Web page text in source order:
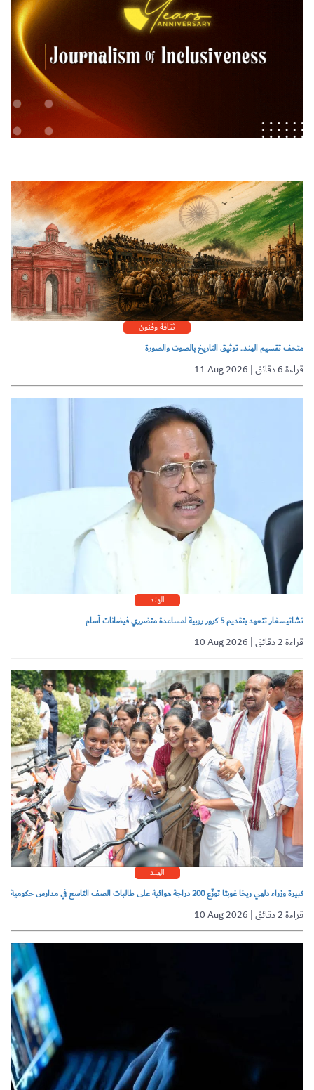
ثقافة وفنون
متحف تقسيم الهند.. توثيق التاريخ بالصوت والصورة
11 Aug 2026 | قراءة 6 دقائق
الهند
تشاتيسغار تتعهد بتقديم 5 كرور روبية لمساعدة متضرري فيضانات آسام
10 Aug 2026 | قراءة 2 دقائق
الهند
كبيرة وزراء دلهي ريخا غوبتا توزّع 200 دراجة هوائية على طالبات الصف التاسع في مدارس حكومية
10 Aug 2026 | قراءة 2 دقائق